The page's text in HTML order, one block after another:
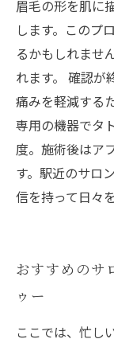
眉毛の形を肌に
します。このプ
るかもしれませ
れます。 確認が
痛みを軽減する
専用の機器でタ
度。施術後はア
す。駅近のサロ
信を持って日々
おすすめのサ
ゥー
ここでは、忙し